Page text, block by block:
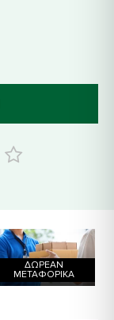
ΔΩΡΕΑΝ
ΜΕΤΑΦΟΡΙΚΑ